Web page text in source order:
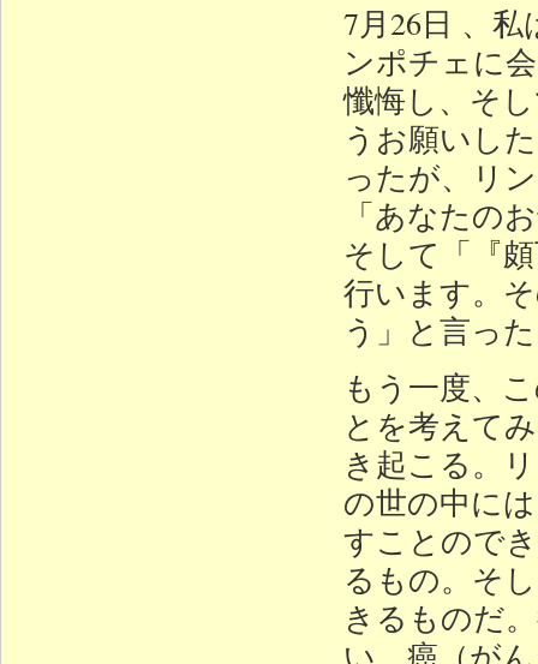
7月26日 、
ンポチェに
懺悔し、そ
うお願いし
ったが、リ
「あなたの
そして「『
行います。
う」と言っ
もう一度、
とを考えて
き起こる。
の世の中に
すことので
るもの。そ
きるものだ
い。癌（が